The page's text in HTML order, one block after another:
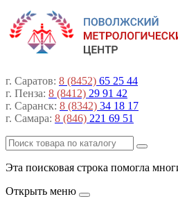
г. Саратов: 8 (8452) 65 25 44
г. Пенза: 8 (8412) 29 91 42
г. Саранск: 8 (8342) 34 18 17
г. Самара: 8 (846) 221 69 51
Эта поисковая строка помогла
Открыть меню